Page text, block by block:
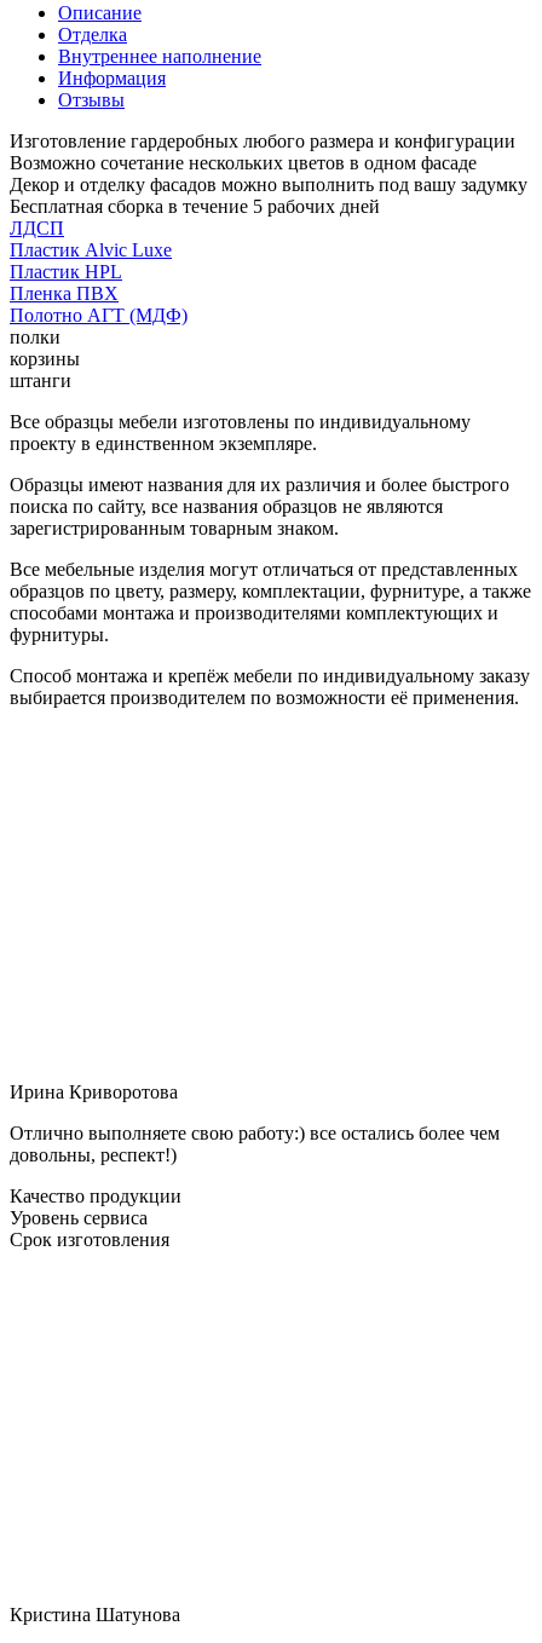
Описание
Отделка
Внутреннее наполнение
Информация
Отзывы
Изготовление гардеробных любого размера и конфигурации
Возможно сочетание нескольких цветов в одном фасаде
Декор и отделку фасадов можно выполнить под вашу задумку
Бесплатная сборка в течение 5 рабочих дней
ЛДСП
Пластик Alvic Luxe
Пластик HPL
Пленка ПВХ
Полотно АГТ (МДФ)
полки
корзины
штанги
Все образцы мебели изготовлены по индивидуальному
проекту в единственном экземпляре.
Образцы имеют названия для их различия и более быстрого
поиска по сайту, все названия образцов не являются
зарегистрированным товарным знаком.
Все мебельные изделия могут отличаться от представленных
образцов по цвету, размеру, комплектации, фурнитуре, а также
способами монтажа и производителями комплектующих и
фурнитуры.
Способ монтажа и крепёж мебели по индивидуальному заказу
выбирается производителем по возможности её применения.
Ирина Криворотова
Отлично выполняете свою работу:) все остались более чем
довольны, респект!)
Качество продукции
Уровень сервиса
Срок изготовления
Кристина Шатунова